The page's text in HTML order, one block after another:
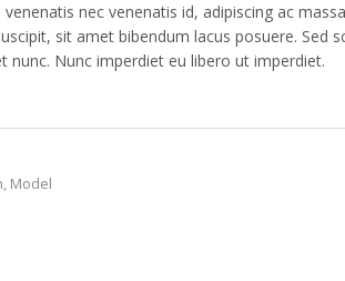
nec venenatis id, adipiscing ac
sit amet bibendum lacus posuere.
nunc. Nunc imperdiet eu libero ut imperdiet.
, Model